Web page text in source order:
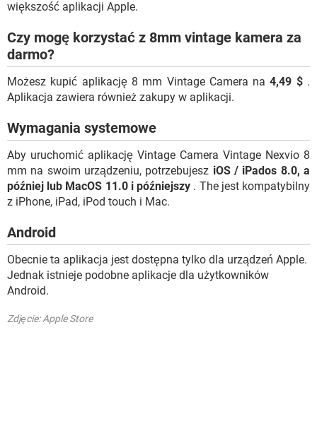
większość aplikacji Apple.
Czy mogę korzystać z 8mm vintage kamera za
darmo?
Możesz kupić aplikację 8 mm Vintage Camera na4,49 $.
Aplikacja zawiera również zakupy w aplikacji.
Wymagania systemowe
Aby uruchomić aplikację Vintage Camera Vintage Nexvio 8
mm na swoim urządzeniu, potrzebujesz iOS / iPados 8.0, a
później lub MacOS 11.0 i późniejszy . The jest kompatybilny
z iPhone, iPad, iPod touch i Mac.
Android
Obecnie ta aplikacja jest dostępna tylko dla urządzeń Apple.
Jednak istnieje podobne aplikacje dla użytkowników
Android.
Zdjęcie: Apple Store